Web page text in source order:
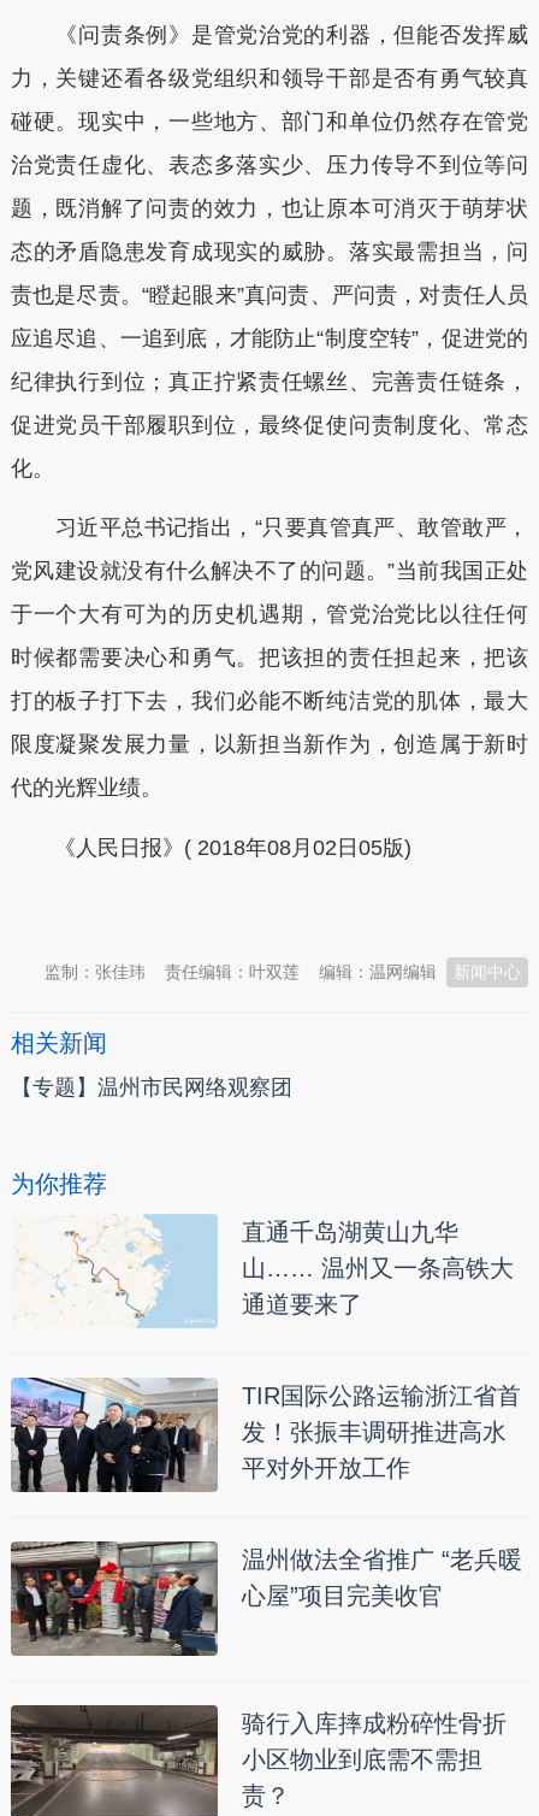
《问责条例》是管党治党的利器，但能否发挥威
力，关键还看各级党组织和领导干部是否有勇气较真
碰硬。现实中，一些地方、部门和单位仍然存在管党
治党责任虚化、表态多落实少、压力传导不到位等问
题，既消解了问责的效力，也让原本可消灭于萌芽状
态的矛盾隐患发育成现实的威胁。落实最需担当，问
责也是尽责。“瞪起眼来”真问责、严问责，对责任人员
应追尽追、一追到底，才能防止“制度空转”，促进党的
纪律执行到位；真正拧紧责任螺丝、完善责任链条，
促进党员干部履职到位，最终促使问责制度化、常态
化。
习近平总书记指出，“只要真管真严、敢管敢严，
党风建设就没有什么解决不了的问题。”当前我国正处
于一个大有可为的历史机遇期，管党治党比以往任何
时候都需要决心和勇气。把该担的责任担起来，把该
打的板子打下去，我们必能不断纯洁党的肌体，最大
限度凝聚发展力量，以新担当新作为，创造属于新时
代的光辉业绩。
《人民日报》( 2018年08月02日05版)
新闻中心
编辑：温网编辑
责任编辑：叶双莲
监制：张佳玮
相关新闻
【专题】温州市民网络观察团
为你推荐
直通千岛湖黄山九华
山…… 温州又一条高铁大
通道要来了
TIR国际公路运输浙江省首
发！张振丰调研推进高水
平对外开放工作
温州做法全省推广 “老兵暖
心屋”项目完美收官
骑行入库摔成粉碎性骨折
小区物业到底需不需担
责？